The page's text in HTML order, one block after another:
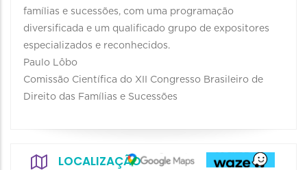
famílias e sucessões, com uma programação
diversificada e um qualificado grupo de expositores
especializados e reconhecidos.
Paulo Lôbo
Comissão Científica do XII Congresso Brasileiro de
Direito das Famílias e Sucessões
LOCALIZAÇÃO